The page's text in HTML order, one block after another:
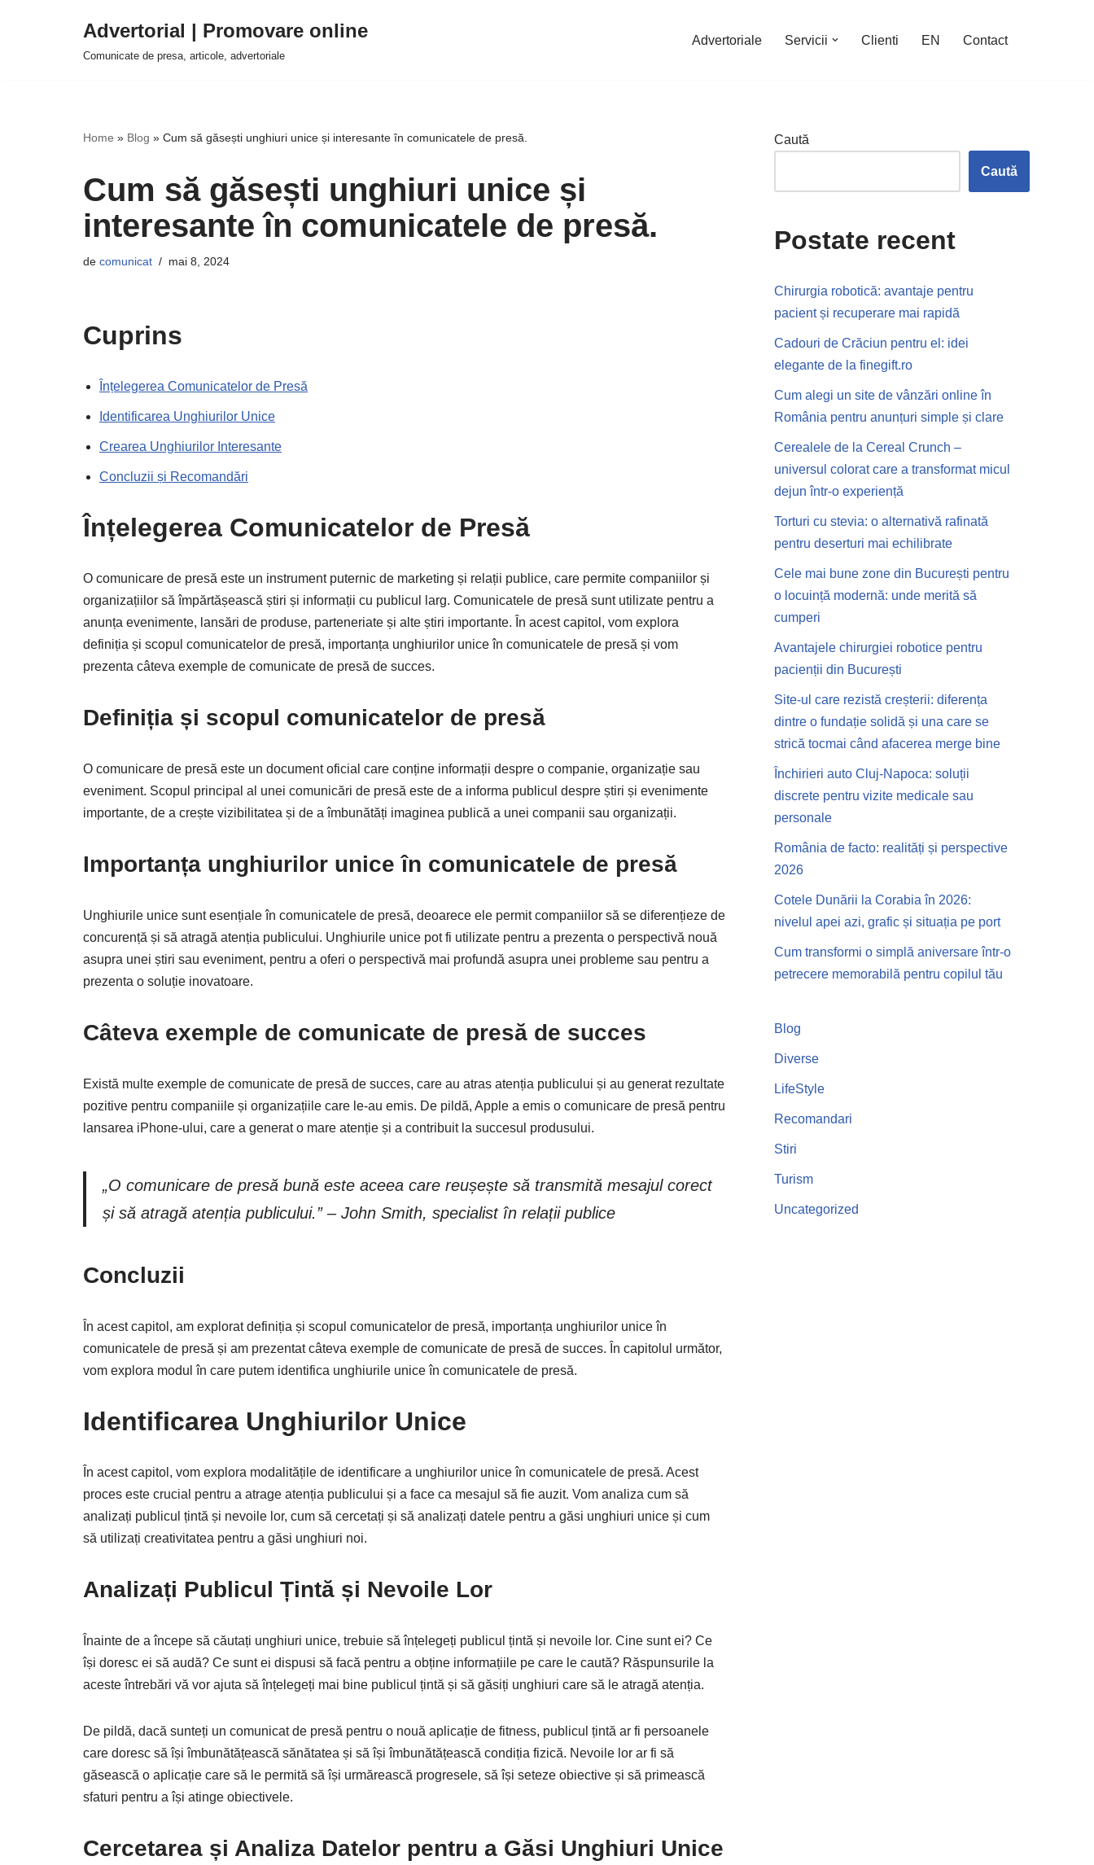
Advertorial | Promovare online
Comunicate de presa, articole, advertoriale
Advertoriale Servicii Clienti EN Contact
Home » Blog » Cum să găsești unghiuri unice și interesante în comunicatele de presă.
Cum să găsești unghiuri unice și
interesante în comunicatele de presă.
de comunicat mai 8, 2024
Cuprins
Înțelegerea Comunicatelor de Presă
Identificarea Unghiurilor Unice
Crearea Unghiurilor Interesante
Concluzii și Recomandări
Înțelegerea Comunicatelor de Presă
O comunicare de presă este un instrument puternic de marketing și relații publice, care permite companiilor și
organizațiilor să împărtășească știri și informații cu publicul larg. Comunicatele de presă sunt utilizate pentru a
anunța evenimente, lansări de produse, parteneriate și alte știri importante. În acest capitol, vom explora
definiția și scopul comunicatelor de presă, importanța unghiurilor unice în comunicatele de presă și vom
prezenta câteva exemple de comunicate de presă de succes.
Definiția și scopul comunicatelor de presă
O comunicare de presă este un document oficial care conține informații despre o companie, organizație sau
eveniment. Scopul principal al unei comunicări de presă este de a informa publicul despre știri și evenimente
importante, de a crește vizibilitatea și de a îmbunătăți imaginea publică a unei companii sau organizații.
Importanța unghiurilor unice în comunicatele de presă
Unghiurile unice sunt esențiale în comunicatele de presă, deoarece ele permit companiilor să se diferențieze de
concurență și să atragă atenția publicului. Unghiurile unice pot fi utilizate pentru a prezenta o perspectivă nouă
asupra unei știri sau eveniment, pentru a oferi o perspectivă mai profundă asupra unei probleme sau pentru a
prezenta o soluție inovatoare.
Câteva exemple de comunicate de presă de succes
Există multe exemple de comunicate de presă de succes, care au atras atenția publicului și au generat rezultate
pozitive pentru companiile și organizațiile care le-au emis. De pildă, Apple a emis o comunicare de presă pentru
lansarea iPhone-ului, care a generat o mare atenție și a contribuit la succesul produsului.
„O comunicare de presă bună este aceea care reușește să transmită mesajul corect
și să atragă atenția publicului.” – John Smith, specialist în relații publice
Concluzii
În acest capitol, am explorat definiția și scopul comunicatelor de presă, importanța unghiurilor unice în
comunicatele de presă și am prezentat câteva exemple de comunicate de presă de succes. În capitolul următor,
vom explora modul în care putem identifica unghiurile unice în comunicatele de presă.
Identificarea Unghiurilor Unice
În acest capitol, vom explora modalitățile de identificare a unghiurilor unice în comunicatele de presă. Acest
proces este crucial pentru a atrage atenția publicului și a face ca mesajul să fie auzit. Vom analiza cum să
analizați publicul țintă și nevoile lor, cum să cercetați și să analizați datele pentru a găsi unghiuri unice și cum
să utilizați creativitatea pentru a găsi unghiuri noi.
Analizați Publicul Țintă și Nevoile Lor
Înainte de a începe să căutați unghiuri unice, trebuie să înțelegeți publicul țintă și nevoile lor. Cine sunt ei? Ce
își doresc ei să audă? Ce sunt ei dispusi să facă pentru a obține informațiile pe care le caută? Răspunsurile la
aceste întrebări vă vor ajuta să înțelegeți mai bine publicul țintă și să găsiți unghiuri care să le atragă atenția.
De pildă, dacă sunteți un comunicat de presă pentru o nouă aplicație de fitness, publicul țintă ar fi persoanele
care doresc să își îmbunătățească sănătatea și să își îmbunătățească condiția fizică. Nevoile lor ar fi să
găsească o aplicație care să le permită să își urmărească progresele, să își seteze obiective și să primească
sfaturi pentru a își atinge obiectivele.
Cercetarea și Analiza Datelor pentru a Găsi Unghiuri Unice
Caută
Caută
Postate recent
Chirurgia robotică: avantaje pentru
pacient și recuperare mai rapidă
Cadouri de Crăciun pentru el: idei
elegante de la finegift.ro
Cum alegi un site de vânzări online în
România pentru anunțuri simple și clare
Cerealele de la Cereal Crunch –
universul colorat care a transformat micul
dejun într-o experiență
Torturi cu stevia: o alternativă rafinată
pentru deserturi mai echilibrate
Cele mai bune zone din București pentru
o locuință modernă: unde merită să
cumperi
Avantajele chirurgiei robotice pentru
pacienții din București
Site-ul care rezistă creșterii: diferența
dintre o fundație solidă și una care se
strică tocmai când afacerea merge bine
Închirieri auto Cluj-Napoca: soluții
discrete pentru vizite medicale sau
personale
România de facto: realități și perspective
2026
Cotele Dunării la Corabia în 2026:
nivelul apei azi, grafic și situația pe port
Cum transformi o simplă aniversare într-o
petrecere memorabilă pentru copilul tău
Blog
Diverse
LifeStyle
Recomandari
Stiri
Turism
Uncategorized